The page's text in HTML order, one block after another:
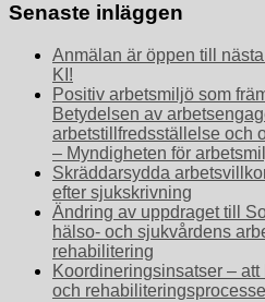
Senaste inläggen
Anmälan är öppen till
KI!
Positiv arbetsmiljö som
Betydelsen av
arbetstillfredsställelse och
– Myndigheten för
Skräddarsydda
efter sjukskrivning
Ändring av uppdraget till
hälso- och sjukvårdens
rehabilitering
Koordineringsinsatser –
och